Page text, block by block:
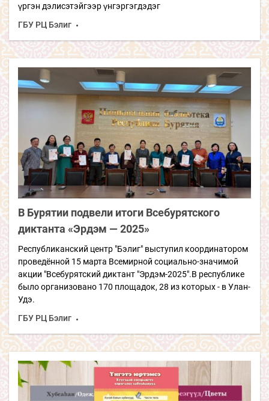
үргэн дэлисэтэйгээр үнгэргэгдэдэг
ГБУ РЦ Бэлиг
В Бурятии подвели итоги Всебурятского
диктанта «Эрдэм — 2025»
Республиканский центр "Бэлиг" выступил координатором
проведённой 15 марта Всемирной социально-значимой
акции "Всебурятский диктант "Эрдэм-2025".В республике
было организовано 170 площадок, 28 из которых - в Улан-
Удэ.
ГБУ РЦ Бэлиг